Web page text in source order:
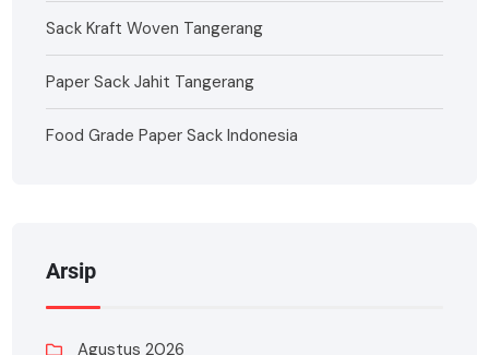
Sack Kraft Woven Tangerang
Paper Sack Jahit Tangerang
Food Grade Paper Sack Indonesia
Arsip
Agustus 2026